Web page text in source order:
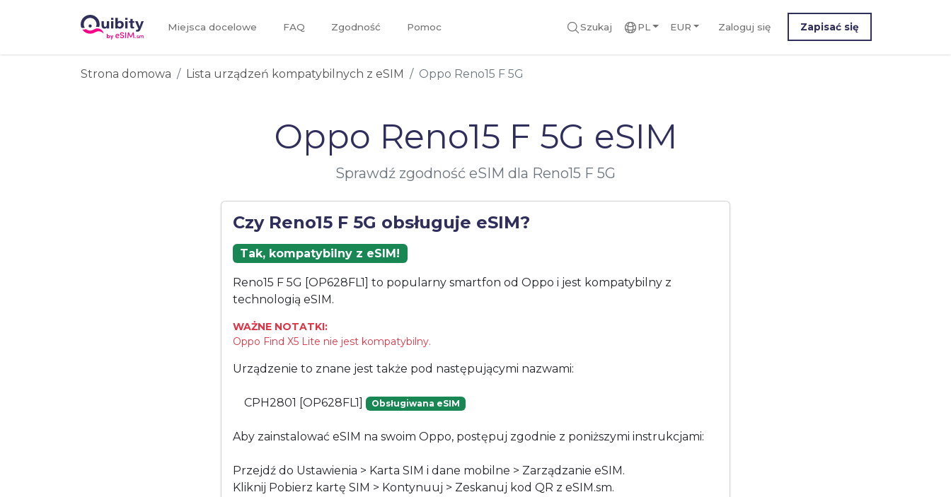
Miejsca docelowe FAQ Zgodność Pomoc Szukaj PL EUR Zaloguj się Zapisać się
Strona domowa Lista urządzeń kompatybilnych z eSIM Oppo Reno15 F 5G
Oppo Reno15 F 5G eSIM
Sprawdź zgodność eSIM dla Reno15 F 5G
Czy Reno15 F 5G obsługuje eSIM?
Tak, kompatybilny z eSIM!
Reno15 F 5G [OP628FL1] to popularny smartfon od Oppo i jest kompatybilny z
technologią eSIM.
WAŻNE NOTATKI:
Oppo Find X5 Lite nie jest kompatybilny.
Urządzenie to znane jest także pod następującymi nazwami:
CPH2801 [OP628FL1] Obsługiwana eSIM
Aby zainstalować eSIM na swoim Oppo, postępuj zgodnie z poniższymi instrukcjami:
Przejdź do Ustawienia > Karta SIM i dane mobilne > Zarządzanie eSIM.
Kliknij Pobierz kartę SIM > Kontynuuj > Zeskanuj kod QR z eSIM.sm.